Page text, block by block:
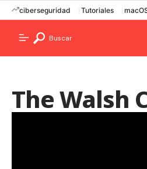
ciberseguridad Tutoriales
Buscar
The Walsh